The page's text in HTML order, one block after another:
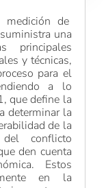
medición de
una
principales
y técnicas,
para el
a lo
que define la
determinar la
de la
del conflicto
den cuenta
Estos
en la